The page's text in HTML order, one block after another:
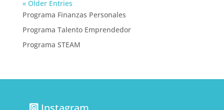
« Older Entries
Programa Finanzas Personales
Programa Talento Emprendedor
Programa STEAM